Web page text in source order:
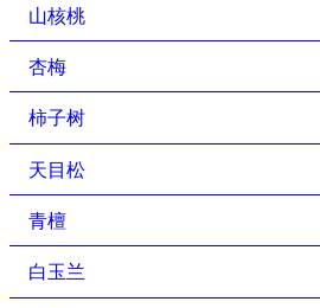
山核桃
杏梅
柿子树
天目松
青檀
白玉兰